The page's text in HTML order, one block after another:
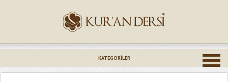
KATEGORILER